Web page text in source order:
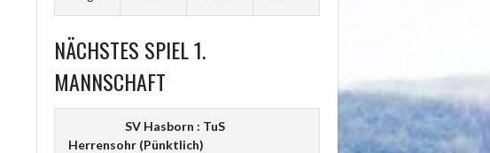
NÄCHSTES SPIEL 1.
MANNSCHAFT
SV Hasborn : TuS
Herrensohr (Pünktlich)